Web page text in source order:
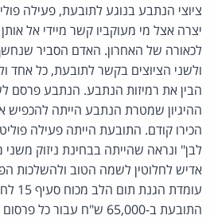
ציוצי הנתבע בנוגע לתובעת, פעילה
יצרה אצל מי מעוקביו קשר מיידי אל
לכאורה של האחרון. האדם הסביר
ולשני הציוצים בקשר לתובעת, כל אחד
הבין את רמיזות הנתבע. הנתבע פרסם
ההיגיון שמטרת הנתבע הייתה
הכירו קודם. התובעת הייתה פעילה
לבן" ונראה שהייתה בבחינת ניזוק
אדיש לחלוטין לשמה הטוב ולהשלכות